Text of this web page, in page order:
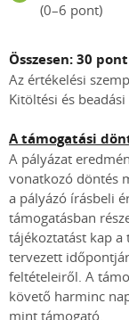
(0–6 pont)
Összesen: 30 pont
Az értékelési
Kitöltési és
A támogatási
A pályázat
vonatkozó döntés
a pályázó írásbeli
támogatásban
tájékoztatást kap a
tervezett
feltételeiről. A
követő harminc
mint támogató.